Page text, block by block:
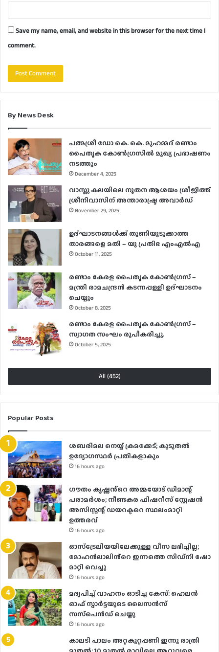
Save my name, email, and website in this browser for the next time I
comment.
By News Desk
പത്മശ്രീ ഡോ കെ. കെ. മുഹമ്മദ് രണ്ടാം
പൈതൃക കോൺഗ്രസിൽ മുഖ്യ പ്രഭാഷണം
നടത്തും
December 4, 2025
വാസ്തു കലയിലെ നൂതന ആശയം ശ്രീജിത്ത്
ശ്രീനിവാസിന് അന്താരാഷ്ട്ര അവാർഡ്
November 29, 2025
ഉദ്ഘാടനങ്ങള്‍ക്ക് തുണിയുടുക്കാത്ത
താരങ്ങളെ മതി – യു പ്രതിഭ എംഎല്‍എ
October 11, 2025
രണ്ടാം കേരള പൈതൃക കോൺഗ്രസ് –
മന്ത്രി രാമചന്ദ്രൻ കടന്നപ്പള്ളി ഉദ്ഘാടനം
ചെയ്യും
October 8, 2025
രണ്ടാം കേരള പൈതൃക കോൺഗ്രസ് –
സ്വാഗത സംഘം രൂപീകരിച്ചു.
October 5, 2025
All (452)
Popular Posts
ശബരിമല നെയ്യ് ക്രമക്കേട്; കൂടുതൽ
ഉദ്യോഗസ്ഥർ പ്രതികളാകും
16 hours ago
ഗൗതം കൃഷ്ണൻ്റെ അമ്മയോട് ഡിമാന്റ്
പരാമർ‌ശം; നീണ്ടകര ഫിഷറീസ് സ്റ്റേഷൻ
അസിസ്റ്റന്റ് ഡയറക്ടറെ സ്ഥലംമാറ്റി
ഉത്തരവ്
16 hours ago
ഓസ്‌ട്രേലിയയിലേക്കുള്ള വീസ ലഭിച്ചില്ല;
മോഹൻലാലിൻ്റെ ഇന്നത്തെ സിഡ്നി ഷോ
മാറ്റി വെച്ചു
16 hours ago
മദ്യപിച്ച് വാഹനം ഓടിച്ച കേസ്: ഹെലന്‍
ഓഫ് സ്പാര്‍ട്ടയുടെ ലൈസന്‍സ്
സസ്‌പെന്‍ഡ് ചെയ്തു
16 hours ago
കാലടി പാലം അറ്റകുറ്റപ്പണി ഇന്നു രാത്രി